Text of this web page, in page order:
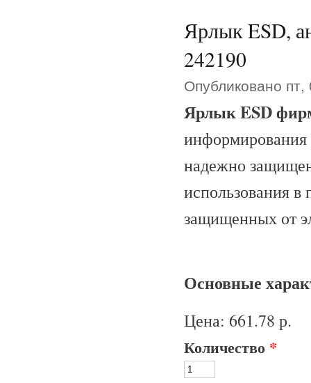
Ярлык ESD,
242190
Опубликовано
Ярлык ESD
информирования
надежно защищен
использования
защищенных от
Основные
Цена: 661.78 р.
Количество *